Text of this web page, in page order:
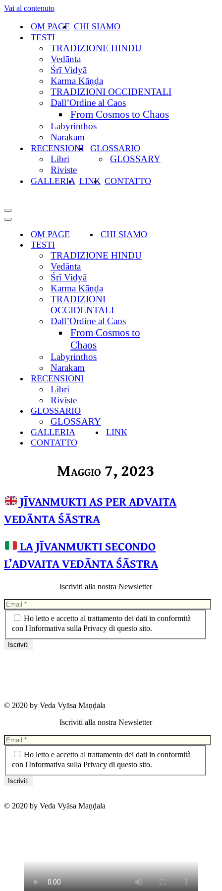
Vai al contenuto
OṂ PAGE CHI SIAMO
TESTI
TRADIZIONE HINDU
Vedānta
Śrī Vidyā
Karma Kāṇḍa
TRADIZIONI OCCIDENTALI
Dall’Ordine al Caos
From Cosmos to Chaos
Labyrinthos
Narakam
RECENSIONI
Libri
Riviste
GLOSSARIO
GLOSSARY
GALLERIA LINK CONTATTO
Menu
di
Menu
navigazioneOṂ PAGE
CHI SIAMO
TESTI
TRADIZIONE HINDU
Vedānta
Śrī Vidyā
Karma Kāṇḍa
TRADIZIONI
OCCIDENTALI
Dall’Ordine al Caos
From Cosmos to
Chaos
Labyrinthos
Narakam
RECENSIONI
Libri
Riviste
GLOSSARIO
GLOSSARY
GALLERIA
LINK
CONTATTO
Maggio 7, 2023
JĪVANMUKTI AS PER ADVAITA
VEDĀNTA ŚĀSTRA
LA JĪVANMUKTI SECONDO
L’ADVAITA VEDĀNTA ŚĀSTRA
Iscriviti alla nostra Newsletter
Ho letto e accetto al trattamento dei dati in conformità
con l'Informativa sulla Privacy di questo sito.
© 2020 by Veda Vyāsa Maṇḍala
Iscriviti alla nostra Newsletter
Ho letto e accetto al trattamento dei dati in conformità
con l'Informativa sulla Privacy di questo sito.
© 2020 by Veda Vyāsa Maṇḍala